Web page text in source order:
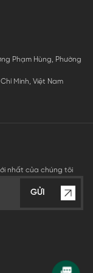
Phạm Hùng, Phường
Minh, Việt Nam
nhất của chúng tôi
GỬI